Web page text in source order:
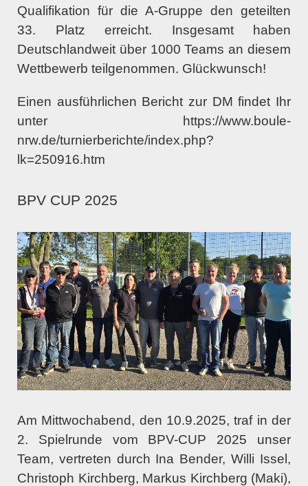
Qualifikation für die A-Gruppe den geteilten
33. Platz erreicht. Insgesamt haben
Deutschlandweit über 1000 Teams an diesem
Wettbewerb teilgenommen. Glückwunsch!
Einen ausführlichen Bericht zur DM findet Ihr
unter https://www.boule-
nrw.de/turnierberichte/index.php?
lk=250916.htm
BPV CUP 2025
Am Mittwochabend, den 10.9.2025, traf in der
2. Spielrunde vom BPV-CUP 2025 unser
Team, vertreten durch Ina Bender, Willi Issel,
Christoph Kirchberg, Markus Kirchberg (Maki),